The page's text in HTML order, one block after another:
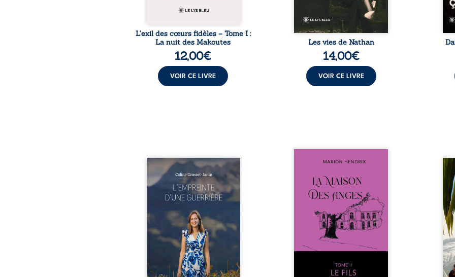
L’exil des cœurs fidèles – Tome I :
La nuit des Makoutes
12,00€
VOIR CE LIVRE
Les vies de Nathan
14,00€
VOIR CE LIVRE
Que reste-t-il de l’enfance
lorsque la maladie impose ses
propres règles ? L’empreinte
d’une guerrière livre, sans
détour, le récit d’un quotidien
bouleversé par la maladie
chronique, l’errance médicale
et de longues hospitalisations.
L’auteure y raconte ce que les
dossiers médicaux taisent : la
peur, l’isolement, l’épuisement
et le sentiment de ne pas ...
Nous sommes en 1979, soit 15
patriarche Anatole-Eustache.
La famille devra affronter non
seulement un inconnu qui rôde
autour du domaine et dont
Firmin, le fidèle majordome,
redoute les visites, le passé
encombrant d’Anatole-
Eustache, la malédiction
familiale, mais aussi la toute-
puissance de Gauthier. Mais
comment dompter cet enfant
avant qu’il ...
Au
eux,